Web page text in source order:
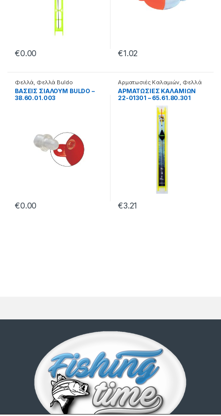
€0.00 €1.02
Φελλά Φελλά Buldo
ΒΑΣΕΙΣ ΣΙΑΛΟΥΜ BULDO –
38.60.01.003
€0.00
Αρματωσιές Καλαμιών Φελλά
ΑΡΜΑΤΩΣΙΕΣ ΚΑΛΑΜΙΩΝ
22-01301 – 65.61.80.301
€3.21